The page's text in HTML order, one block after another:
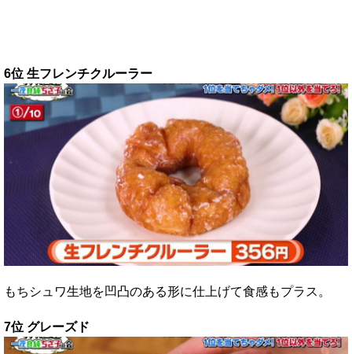
6位 生フレンチクルーラー
もちシュワ生地を凹凸のある形に仕上げて食感もプラス。
7位 グレーズド